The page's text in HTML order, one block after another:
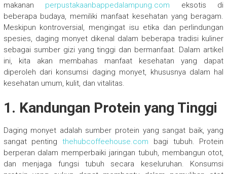
makanan perpustakaanbappedalampung.com eksotis di
beberapa budaya, memiliki manfaat kesehatan yang beragam.
Meskipun kontroversial, mengingat isu etika dan perlindungan
spesies, daging monyet dikenal dalam beberapa tradisi kuliner
sebagai sumber gizi yang tinggi dan bermanfaat. Dalam artikel
ini, kita akan membahas manfaat kesehatan yang dapat
diperoleh dari konsumsi daging monyet, khususnya dalam hal
kesehatan umum, kulit, dan vitalitas.
1. Kandungan Protein yang Tinggi
Daging monyet adalah sumber protein yang sangat baik, yang
sangat pentingthehubcoffeehouse.com bagi tubuh. Protein
berperan dalam memperbaiki jaringan tubuh, membangun otot,
dan menjaga fungsi tubuh secara keseluruhan. Konsumsi